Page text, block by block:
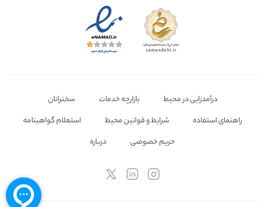
درآمدزایی در محیط بازارچه خدمات
سخنرانان
راهنمای استفاده
شرایط و قوانین محیط
استعلام گواهینامه
حریم خصوصی
درباره